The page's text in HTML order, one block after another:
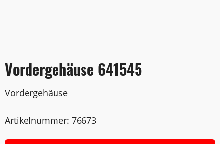
Vordergehäuse 641545
Vordergehäuse
Artikelnummer: 76673